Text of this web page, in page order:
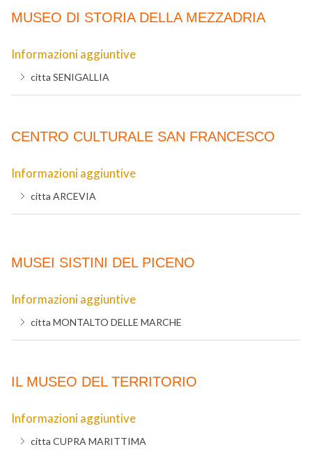
MUSEO DI STORIA DELLA MEZZADRIA
Informazioni aggiuntive
citta SENIGALLIA
CENTRO CULTURALE SAN FRANCESCO
Informazioni aggiuntive
citta ARCEVIA
MUSEI SISTINI DEL PICENO
Informazioni aggiuntive
citta MONTALTO DELLE MARCHE
IL MUSEO DEL TERRITORIO
Informazioni aggiuntive
citta CUPRA MARITTIMA